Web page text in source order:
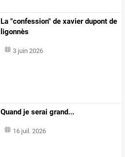
La "confession" de xavier dupont de
ligonnès
3 juin 2026
Quand je serai grand...
16 juil. 2026